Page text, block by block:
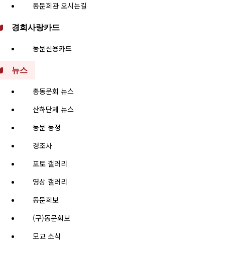
동문회관 오시는길
경희사랑카드
동문신용카드
뉴스
총동문회 뉴스
산하단체 뉴스
동문 동정
경조사
포토 갤러리
영상 갤러리
동문회보
(구)동문회보
모교 소식